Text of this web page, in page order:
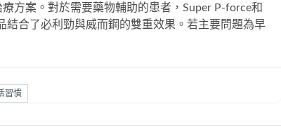
方案。對於需要藥物輔助的患者， Super P-force和
結合了必利勁與威而鋼的雙重效果。若主要問題為早
習慣